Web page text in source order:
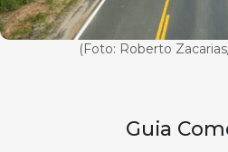
(Foto: Roberto
Guia